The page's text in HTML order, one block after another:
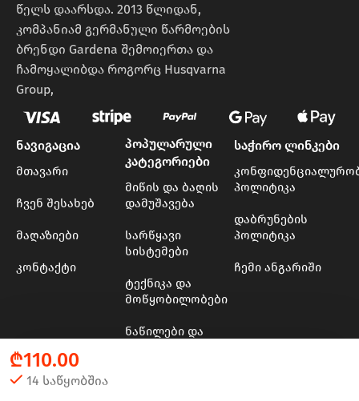
₾110.00
14 საწყობშია
წელს დაარსდა. 2013 წლიდან,
კომპანიამ გერმანული წარმოების
ბრენდი Gardena შემოიერთა და
ჩამოყალიბდა როგორც Husqvarna
Group,
ნავიგაცია
მთავარი
ჩვენ შესახებ
მაღაზიები
კონტაქტი
პოპულარული
კატეგორიები
მიწის და ბაღის
დამუშავება
სარწყავი
სისტემები
ტექნიკა და
მოწყობილობები
ნაწილები და
საჭირო ლინკები
პოლიტიკა
დაბრუნების
პოლიტიკა
ჩემი ანგარიში